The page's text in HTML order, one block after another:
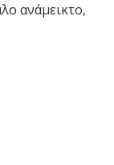
ανάμεικτο,